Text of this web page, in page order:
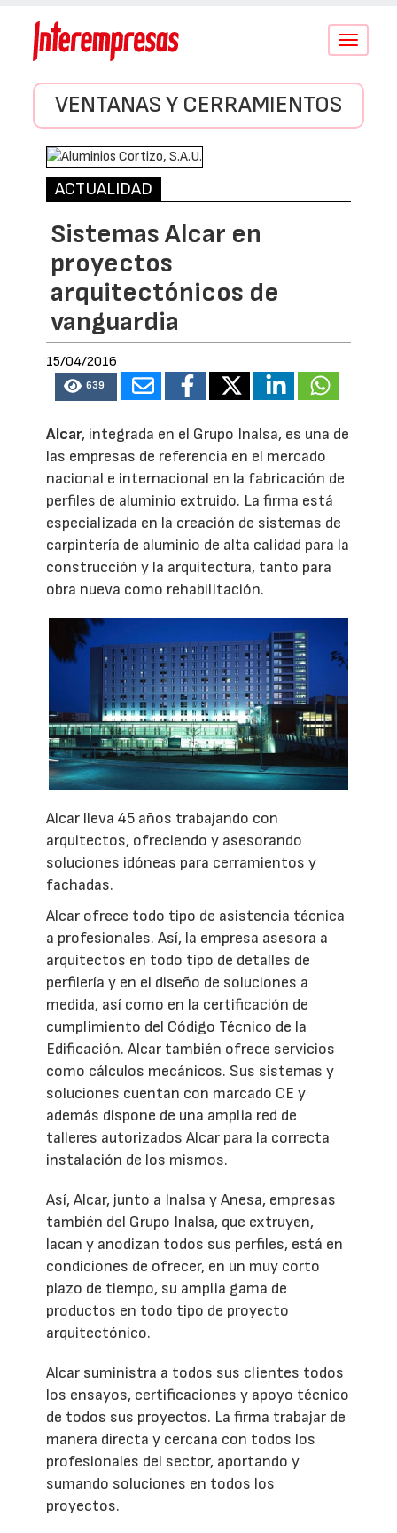
Conmutar
VENTANAS Y CERRAMIENTOS
ACTUALIDAD
Sistemas Alcar en
proyectos
arquitectónicos de
vanguardia
15/04/2016
639
Alcar, integrada en el Grupo Inalsa, es una de
las empresas de referencia en el mercado
nacional e internacional en la fabricación de
perfiles de aluminio extruido. La firma está
especializada en la creación de sistemas de
carpintería de aluminio de alta calidad para la
construcción y la arquitectura, tanto para
obra nueva como rehabilitación.
Alcar lleva 45 años trabajando con
arquitectos, ofreciendo y asesorando
soluciones idóneas para cerramientos y
fachadas.
Alcar ofrece todo tipo de asistencia técnica
a profesionales. Así, la empresa asesora a
arquitectos en todo tipo de detalles de
perfilería y en el diseño de soluciones a
medida, así como en la certificación de
cumplimiento del Código Técnico de la
Edificación. Alcar también ofrece servicios
como cálculos mecánicos. Sus sistemas y
soluciones cuentan con marcado CE y
además dispone de una amplia red de
talleres autorizados Alcar para la correcta
instalación de los mismos.
Así, Alcar, junto a Inalsa y Anesa, empresas
también del Grupo Inalsa, que extruyen,
lacan y anodizan todos sus perfiles, está en
condiciones de ofrecer, en un muy corto
plazo de tiempo, su amplia gama de
productos en todo tipo de proyecto
arquitectónico.
Alcar suministra a todos sus clientes todos
los ensayos, certificaciones y apoyo técnico
de todos sus proyectos. La firma trabajar de
manera directa y cercana con todos los
profesionales del sector, aportando y
sumando soluciones en todos los
proyectos.